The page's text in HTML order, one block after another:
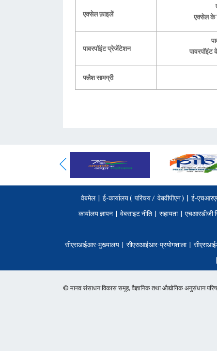
एक्सेल फ़ाइलें
एक्सेल के
पावरपॉइंट प्रेजेंटेशन
फ्लैश सामग्री
वेबमेल | ई-कार्यालय ( परिचय/ वेबवीपीएन ) | ई-
कार्यालय ज्ञापन | वेबसाइट नीति | सहायता | एचआरडीजी
सीएसआईआर-मुख्यालय | सीएसआईआर-प्रयोगशाला |
© मानव संसाधन विकास समूह, वैज्ञानिक तथा औद्योगिक अनुसंधान